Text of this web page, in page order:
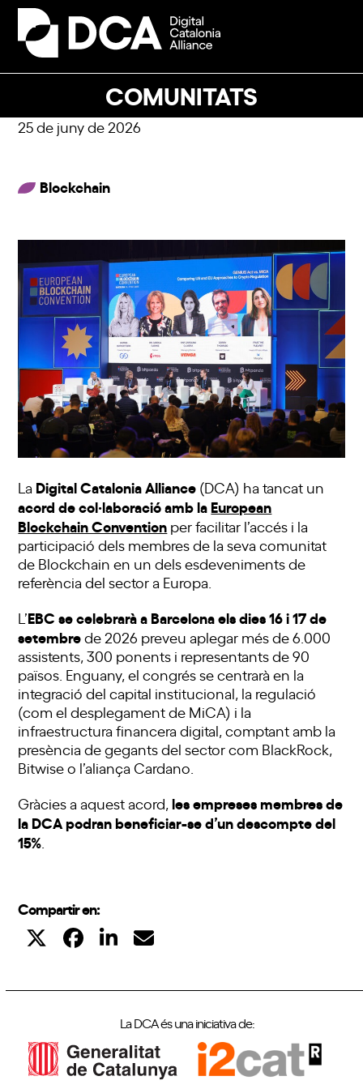
Skip
content
COMUNITATS
Open
mobile
Close
mobile
25 de juny de 2026
Blockchain
La Digital Catalonia Alliance (DCA) ha tancat un
acord de col·laboració amb la European
Blockchain Convention per facilitar l’accés i la
participació dels membres de la seva comunitat
de Blockchain en un dels esdeveniments de
referència del sector a Europa.
L’EBC se celebrarà a Barcelona els dies 16 i 17 de
setembrede 2026 preveu aplegar més de 6.000
assistents, 300 ponents i representants de 90
països. Enguany, el congrés se centrarà en la
integració del capital institucional, la regulació
(com el desplegament de MiCA) i la
infraestructura financera digital, comptant amb la
presència de gegants del sector com BlackRock,
Bitwise o l’aliança Cardano.
Gràcies a aquest acord,les empreses membres de
la DCA podran beneficiar-se d’un descompte del
15%
Compartir en:
La DCA és una iniciativa de: